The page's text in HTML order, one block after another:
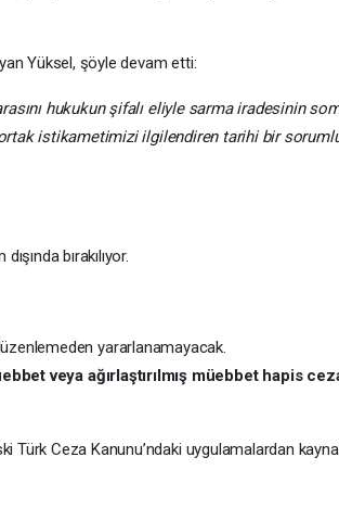
Yüksel, şöyle devam etti:
hukukun şifalı eliyle sarma iradesinin
istikametimizi ilgilendiren tarihi bir
bırakılıyor.
yararlanamayacak.
veya ağırlaştırılmış müebbet hapis
Türk Ceza Kanunu’ndaki uygulamalardan